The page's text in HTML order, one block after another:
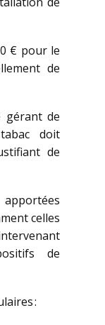
€ pour le
de
gérant de
doit
de
celles
de
: